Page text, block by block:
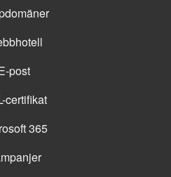
post
certifikat
365